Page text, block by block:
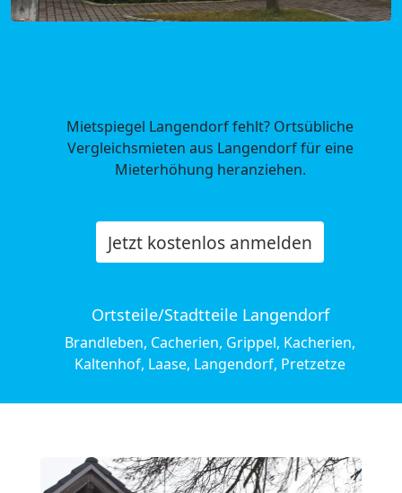
Mietspiegel Langendorf fehlt? Ortsübliche
Vergleichsmieten aus Langendorf für eine
Mieterhöhung heranziehen.
Jetzt kostenlos anmelden
Ortsteile/Stadtteile Langendorf
Brandleben, Cacherien, Grippel, Kacherien,
Kaltenhof, Laase, Langendorf, Pretzetze